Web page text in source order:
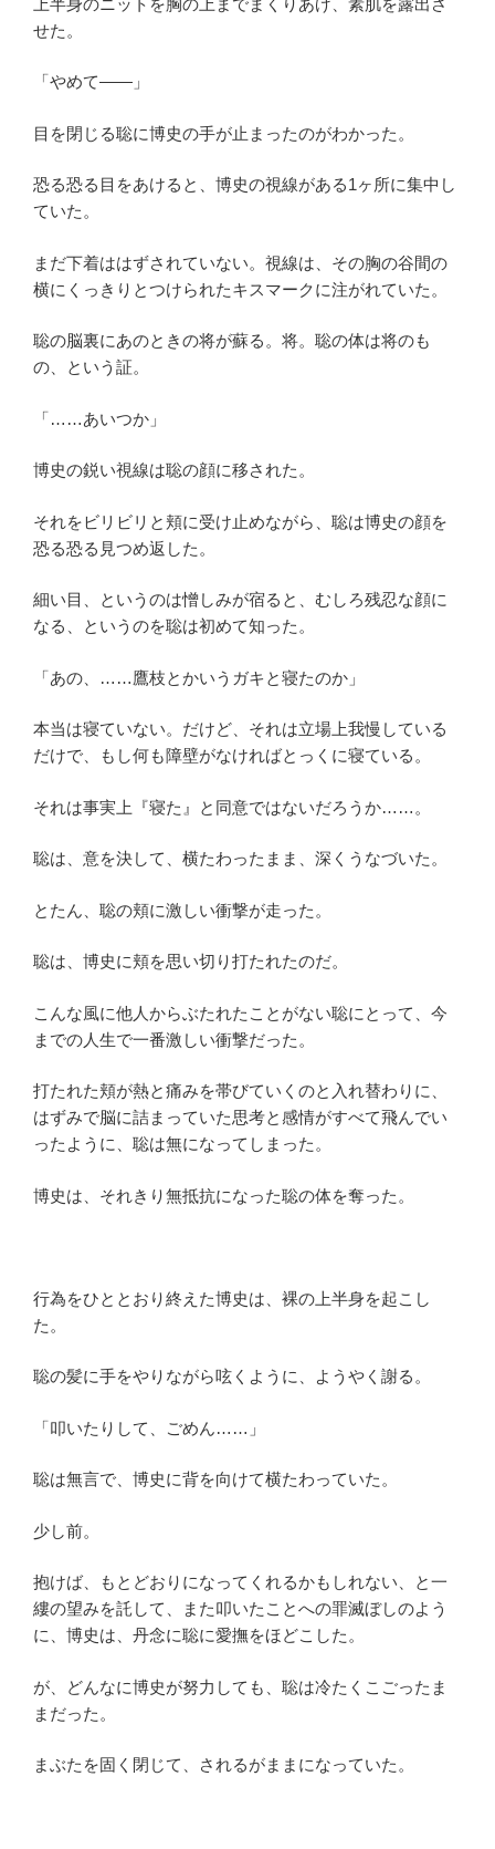
せた。
「やめて――」
目を閉じる聡に博史の手が止まったのがわかった。
恐る恐る目をあけると、博史の視線がある1ヶ所に集中し
ていた。
まだ下着ははずされていない。視線は、その胸の谷間の
横にくっきりとつけられたキスマークに注がれていた。
聡の脳裏にあのときの将が蘇る。将。聡の体は将のも
の、という証。
「……あいつか」
博史の鋭い視線は聡の顔に移された。
それをビリビリと頬に受け止めながら、聡は博史の顔を
恐る恐る見つめ返した。
細い目、というのは憎しみが宿ると、むしろ残忍な顔に
なる、というのを聡は初めて知った。
「あの、……鷹枝とかいうガキと寝たのか」
本当は寝ていない。だけど、それは立場上我慢している
だけで、もし何も障壁がなければとっくに寝ている。
それは事実上『寝た』と同意ではないだろうか……。
聡は、意を決して、横たわったまま、深くうなづいた。
とたん、聡の頬に激しい衝撃が走った。
聡は、博史に頬を思い切り打たれたのだ。
こんな風に他人からぶたれたことがない聡にとって、今
までの人生で一番激しい衝撃だった。
打たれた頬が熱と痛みを帯びていくのと入れ替わりに、
はずみで脳に詰まっていた思考と感情がすべて飛んでい
ったように、聡は無になってしまった。
博史は、それきり無抵抗になった聡の体を奪った。
行為をひととおり終えた博史は、裸の上半身を起こし
た。
聡の髪に手をやりながら呟くように、ようやく謝る。
「叩いたりして、ごめん……」
聡は無言で、博史に背を向けて横たわっていた。
少し前。
抱けば、もとどおりになってくれるかもしれない、と一
縷の望みを託して、また叩いたことへの罪滅ぼしのよう
に、博史は、丹念に聡に愛撫をほどこした。
が、どんなに博史が努力しても、聡は冷たくこごったま
まだった。
まぶたを固く閉じて、されるがままになっていた。